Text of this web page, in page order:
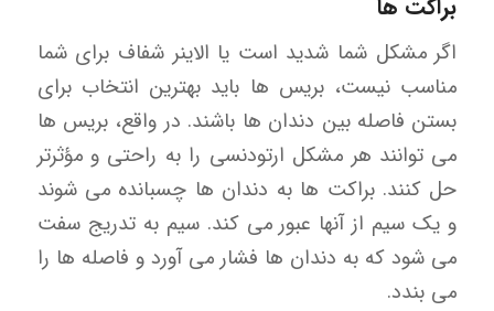
اگر مشکل شما شدید است یا الاینر شفاف برای شما
مناسب نیست، بریس ها باید بهترین انتخاب برای
بستن فاصله بین دندان ها باشند. در واقع، بریس ها
می توانند هر مشکل ارتودنسی را به راحتی و مؤثرتر
حل کنند. براکت ها به دندان ها چسبانده می شوند
و یک سیم از آنها عبور می کند. سیم به تدریج سفت
می شود که به دندان ها فشار می آورد و فاصله ها را
می بندد.